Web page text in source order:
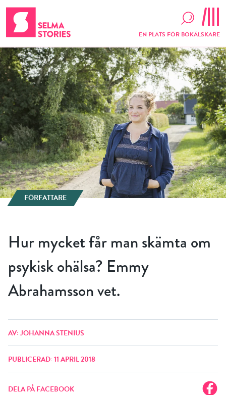
EN PLATS FÖR BOKÄLSKARE
FÖRFATTARE
Hur mycket får man skämta om
psykisk ohälsa? Emmy
Abrahamsson vet.
AV: JOHANNA STENIUS
PUBLICERAD: 11 APRIL 2018
DELA PÅ FACEBOOK